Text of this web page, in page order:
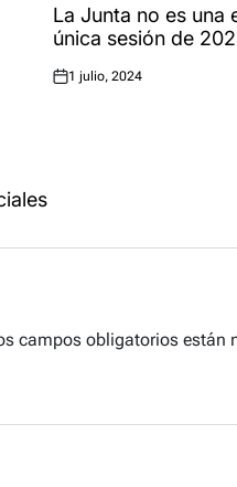
INLa Junta no es una
única sesión de
Posted
1 julio, 2024
campos obligatorios están